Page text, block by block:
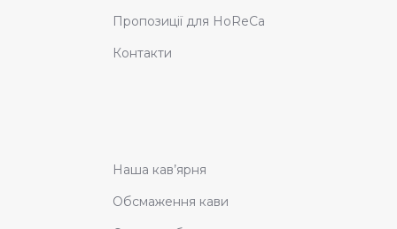
Пропозиції для HoReCa
Контакти
Наша кав’ярня
Обсмаження кави